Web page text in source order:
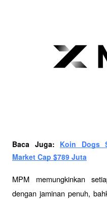
Baca Juga: Koin Dogs
Market Cap $789 Juta
MPM memungkinkan
dengan jaminan penuh,